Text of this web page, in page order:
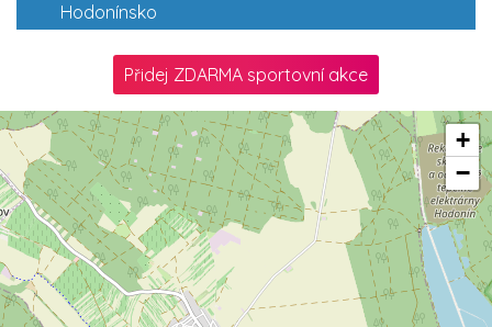
Hodonínsko
Přidej ZDARMA sportovní akce
+
−